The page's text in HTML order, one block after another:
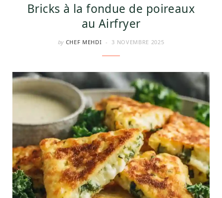
Bricks à la fondue de poireaux
au Airfryer
by CHEF MEHDI 3 NOVEMBRE 2025